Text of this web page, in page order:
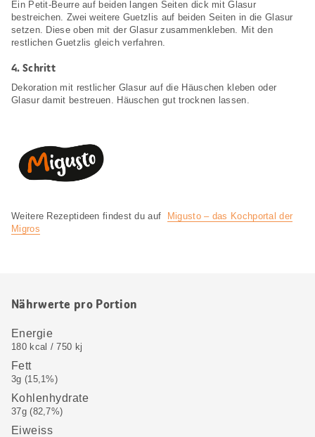
Ein Petit-Beurre auf beiden langen Seiten dick mit Glasur
bestreichen. Zwei weitere Guetzlis auf beiden Seiten in die Glasur
setzen. Diese oben mit der Glasur zusammenkleben. Mit den
restlichen Guetzlis gleich verfahren.
4.Schritt
Dekoration mit restlicher Glasur auf die Häuschen kleben oder
Glasur damit bestreuen. Häuschen gut trocknen lassen.
Weitere Rezeptideen findest du auf
Migusto – das Kochportal der
Migros
Nährwerte pro Portion
Energie
180 kcal / 750 kj
Fett
3g (15,1%)
Kohlenhydrate
37g (82,7%)
Eiweiss